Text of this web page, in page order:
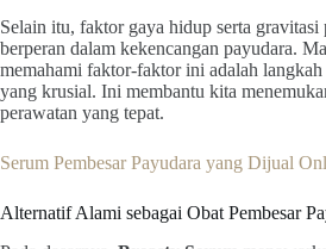
Selain itu, faktor gaya hidup serta gravitasi
berperan dalam kekencangan payudara.
memahami faktor-faktor ini adalah langkah
yang krusial. Ini membantu kita
perawatan yang tepat.
Serum Pembesar Payudara yang Dijual
Alternatif Alami sebagai Obat Pembesar